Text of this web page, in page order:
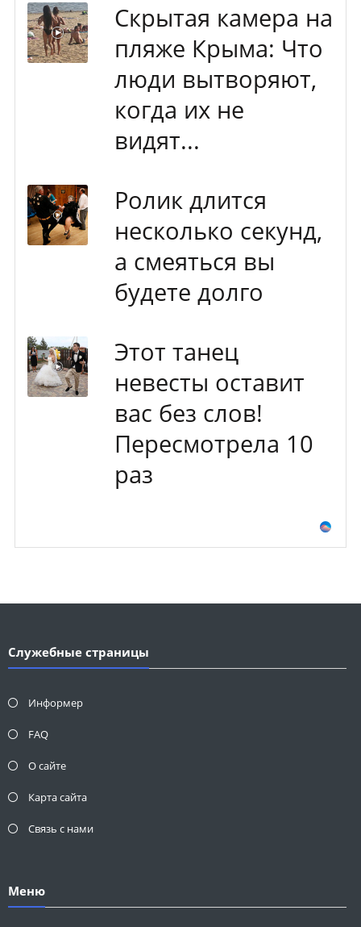
Скрытая камера на
пляже Крыма: Что
люди вытворяют,
когда их не
видят...
Ролик длится
несколько секунд,
а смеяться вы
будете долго
Этот танец
невесты оставит
вас без слов!
Пересмотрела 10
раз
Служебные страницы
Информер
FAQ
О сайте
Карта сайта
Связь с нами
Меню